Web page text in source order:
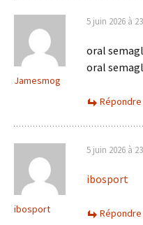
Jamesmog
5 juin 2026 à
oral
oral
Répondre
ibosport
5 juin 2026 à
ibosport
Répondre